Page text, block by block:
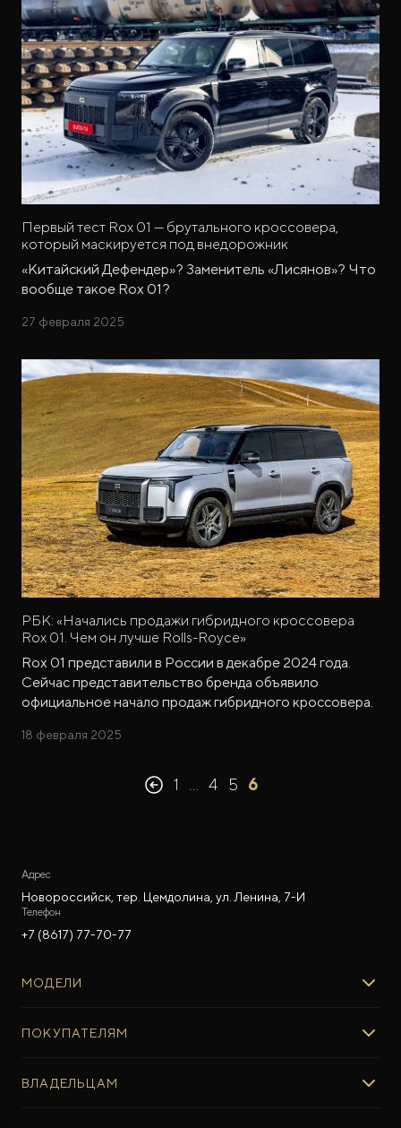
Первый тест Rox 01 — брутального кроссовера,
который маскируется под внедорожник
«Китайский Дефендер»? Заменитель «Лисянов»? Что
вообще такое Rox 01?
27 февраля 2025
РБК: «Начались продажи гибридного кроссовера
Rox 01. Чем он лучше Rolls-Royce»
Rox 01 представили в России в декабре 2024 года.
Сейчас представительство бренда объявило
официальное начало продаж гибридного кроссовера.
18 февраля 2025
1 … 4 5 6
Адрес
Новороссийск, тер. Цемдолина, ул. Ленина, 7-И
Телефон
+7 (8617) 77-70-77
МОДЕЛИ
ROX ADAMAS
ПОКУПАТЕЛЯМ
Авто в наличии
ВЛАДЕЛЬЦАМ